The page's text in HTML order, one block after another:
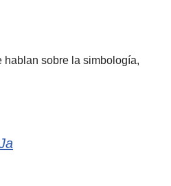
hablan sobre la simbología,